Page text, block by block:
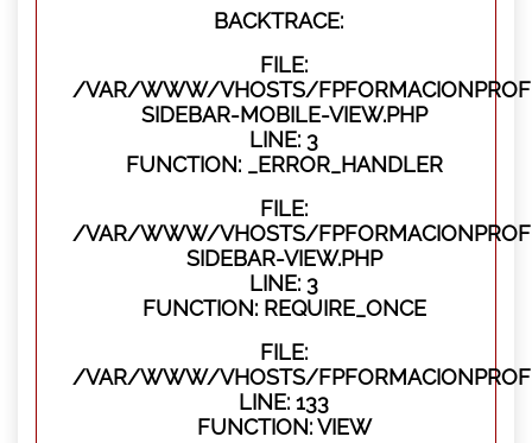
BACKTRACE:
FILE:
/VAR/WWW/VHOSTS/
SIDEBAR-MOBILE-VIEW.PHP
LINE: 3
FUNCTION: _ERROR_HANDLER
FILE:
/VAR/WWW/VHOSTS/
SIDEBAR-VIEW.PHP
LINE: 3
FUNCTION: REQUIRE_ONCE
FILE:
/VAR/WWW/VHOSTS/
LINE: 133
FUNCTION: VIEW